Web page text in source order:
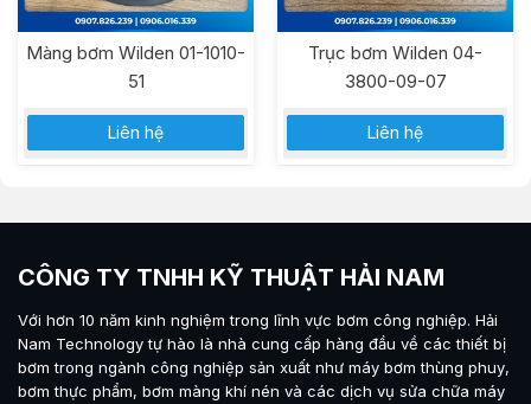
Màng bơm Wilden 01-1010-
51
Liên hệ
Trục bơm Wilden 04-
3800-09-07
Liên hệ
CÔNG TY TNHH KỸ THUẬT HẢI NAM
Với hơn 10 năm kinh nghiệm trong lĩnh vực bơm công nghiệp. Hải
Nam Technologytự hào là nhà cung cấp hàng đầu về các thiết bị
bơm trong ngành công nghiệp sản xuất như máy bơm thùng phuy,
bơm thực phẩm, bơm màng khí nén và các dịch vụ sửa chữa máy